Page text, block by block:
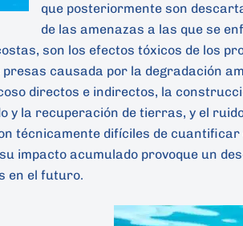
que posteriormente son
de las amenazas a las que se
son los efectos tóxicos de los
causada por la degradación
directos e indirectos, la
y la recuperación de tierras, y el
técnicamente difíciles de
impacto acumulado provoque un
en el futuro.